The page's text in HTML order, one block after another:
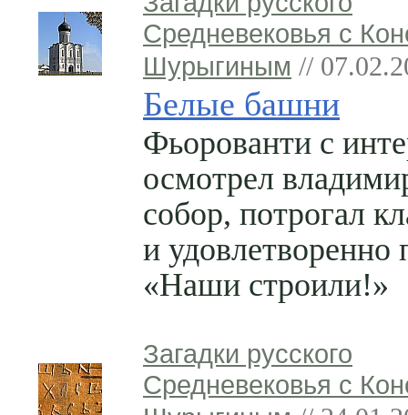
Средневековья с
Шурыгиным //
Белые башни
Фьорованти с
осмотрел
собор, потрогал
и удовлетворенно
«Наши строили!»
Загадки русского
Средневековья с